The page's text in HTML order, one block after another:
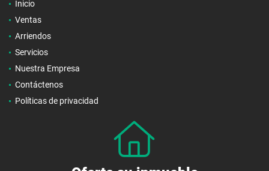
Inicio
Ventas
Arriendos
Servicios
Nuestra Empresa
Contáctenos
Políticas de privacidad